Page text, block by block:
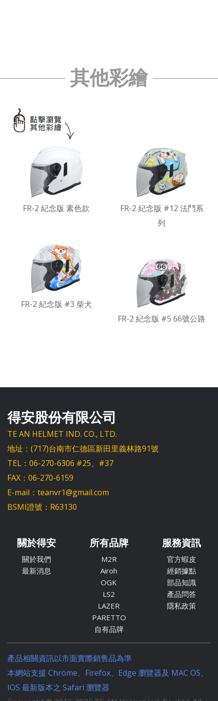
其他彩繪
FR-2 紀念版 素色款
FR-2 紀念版 #12 法鬥系
列
FR-2 紀念版 #3 柴犬
FR-2 紀念版 #5 66號公路
得安股份有限公司
TE AN HELMET IND. CO., LTD.
地址：(717)台南市仁德區新田里義林路91號
TEL：06-270-6306 #25、#37
FAX：06-270-6159
E-mail：teanvr1@gmail.com
BSMI證號：R63130
關於得安
關於我們
最新消息
所有品牌
M2R
Airoh
OGK
LS2
LAZER
PARETTO
自有品牌
服務資訊
官方蝦皮
經銷據點
部品知識
產品問答
隱私政策
產品相關資訊以市面實際銷售品為準
本網站支援 Chrome、Firefox、Edge 瀏覽器及 MAC OS、
IOS 最新版本之 Safari 瀏覽器